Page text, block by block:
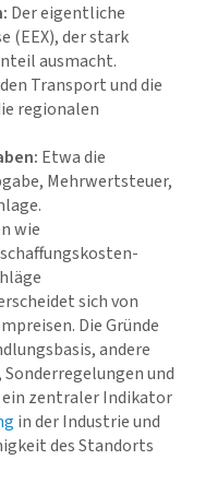
Der eigentliche
(EEX), der stark
ausmacht.
Transport und die
regionalen
Etwa die
Mehrwertsteuer,
wie
sich von
Die Gründe
andere
und
zentraler Indikator
in der Industrie und
des Standorts